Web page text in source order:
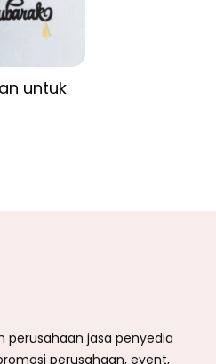
untuk
perusahaan jasa penyedia
perusahaan, event,